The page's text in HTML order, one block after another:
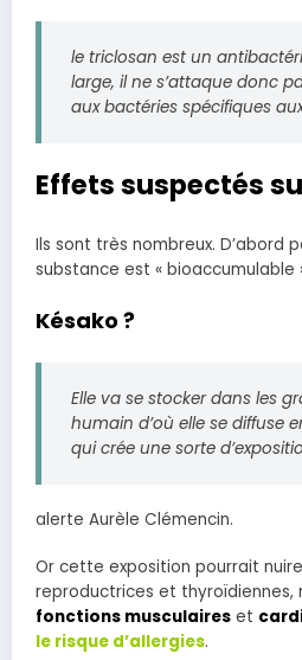
le triclosan est un
large, il ne s’attaque donc
aux bactéries spécifiques
Effets suspectés
Ils sont très nombreux. D’abord
substance est « bioaccumulable
Késako ?
Elle va se stocker dans les
humain d’où elle se diffuse
qui crée une sorte
alerte Aurèle Clémencin.
Or cette exposition pourrait
reproductrices et thyroïdiennes,
fonctions musculaires et
le risque d’allergies.